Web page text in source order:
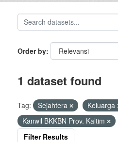
Order by
1 dataset found
Tag: Sejahtera Keluarga
Kanwil BKKBN Prov. Kaltim
Filter Results